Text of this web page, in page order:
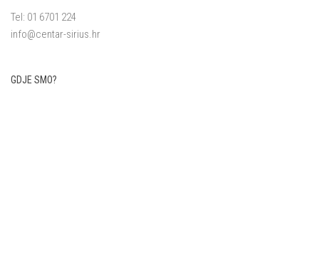
Tel: 01 6701 224
info@centar-sirius.hr
GDJE SMO?